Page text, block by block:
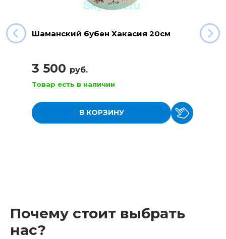
Шаманский бубен Хакасия 20см
3 500 руб.
Товар есть в наличии
В КОРЗИНУ
Почему стоит выбрать
нас?